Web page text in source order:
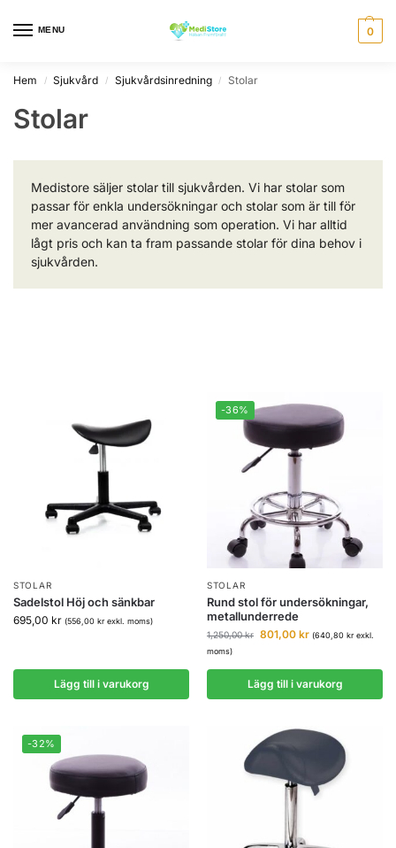
MENU 0
Hem / Sjukvård / Sjukvårdsinredning / Stolar
Stolar
Medistore säljer stolar till sjukvården. Vi har stolar som
passar för enkla undersökningar och stolar som är till för
mer avancerad användning som operation. Vi har alltid
lågt pris och kan ta fram passande stolar för dina behov i
sjukvården.
STOLAR
Sadelstol Höj och sänkbar
695,00 kr (556,00 krexkl. moms)
Lägg till i varukorg
-36%
STOLAR
Rund stol för undersökningar,
metallunderrede
1,250,00kr 801,00 kr (640,80 krexkl.
moms)
Lägg till i varukorg
-32%